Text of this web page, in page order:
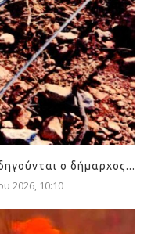
ο δήμαρχος...
2026, 10:10